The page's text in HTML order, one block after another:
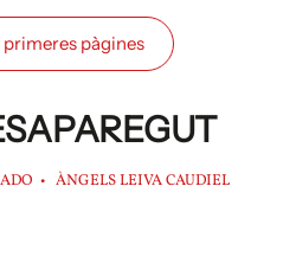
primeres pàgines
ÀNGELS LEIVA CAUDIEL